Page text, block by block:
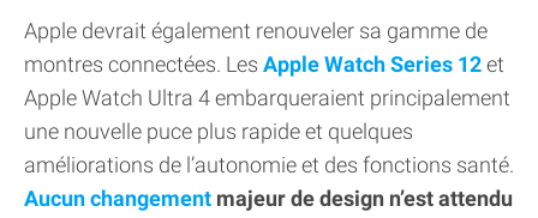
Apple devrait également renouveler sa gamme de
montres connectées. Les Apple Watch Series 12et
Apple Watch Ultra 4 embarqueraient principalement
une nouvelle puce plus rapide et quelques
améliorations de l’autonomie et des fonctions santé.
Aucun changement majeur de design n’est attendu